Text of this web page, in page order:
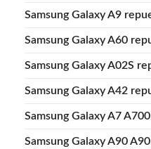
Samsung Galaxy A9
Samsung Galaxy A60
Samsung Galaxy A02S
Samsung Galaxy A42
Samsung Galaxy A7
Samsung Galaxy A90